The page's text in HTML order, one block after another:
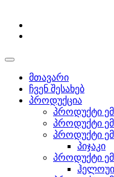
მთავარი
ჩვენ შესახებ
პროდუქცია
პროდუქტი
პროდუქტი
პროდუქტი
პიჯაკი
პროდუქტი